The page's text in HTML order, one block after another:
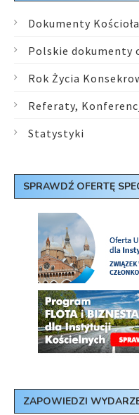
Dokumenty
Polskie dokumenty
Rok Życia
Referaty,
Statystyki
SPRAWDŹ OFERTĘ
ZAPOWIEDZI